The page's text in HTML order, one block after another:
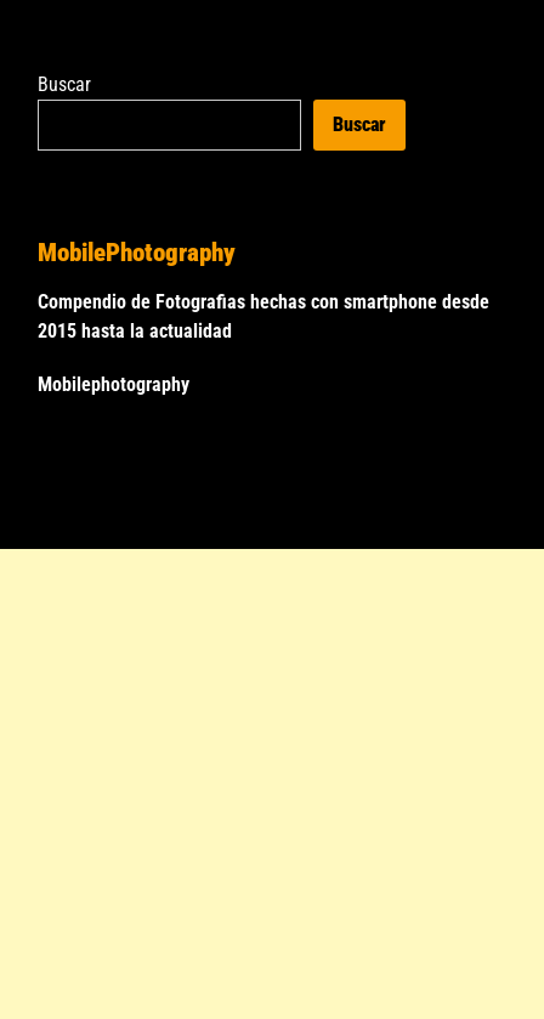
Buscar
Buscar
MobilePhotography
Compendio de Fotografias hechas con smartphone desde
2015 hasta la actualidad
Mobilephotography